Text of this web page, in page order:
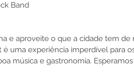
Band
e aproveite o que a cidade tem
é uma experiência imperdível para
música e gastronomia.